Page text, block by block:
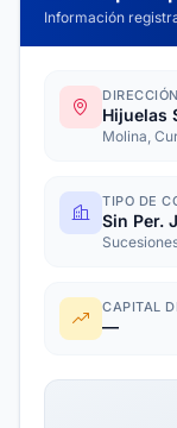
Información
DIRECCIÓN
Hijuelas
Molina,
TIPO DE
Sin Per.
CAPITAL
—